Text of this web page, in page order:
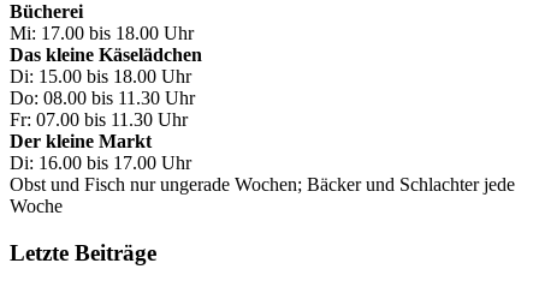
Bücherei
Mi: 17.00 bis 18.00 Uhr
Das kleine Käselädchen
Di: 15.00 bis 18.00 Uhr
Do: 08.00 bis 11.30 Uhr
Fr: 07.00 bis 11.30 Uhr
Der kleine Markt
Di: 16.00 bis 17.00 Uhr
Obst und Fisch nur ungerade Wochen; Bäcker und Schlachter jede
Woche
Letzte Beiträge